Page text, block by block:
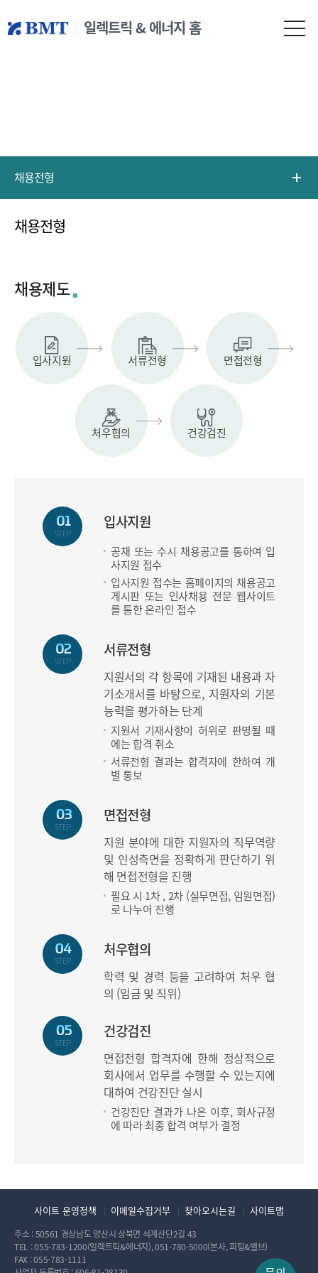
일렉트릭 & 에너지 홈
채용전형
채용전형
채용제도
입사지원 서류전형 면접전형
처우협의 건강검진
입사지원
공채 또는 수시 채용공고를 통하여 입
사지원 접수
입사지원 접수는 홈페이지의 채용공고
게시판 또는 인사채용 전문 웹사이트
를 통한 온라인 접수
STEP.
서류전형
지원서의 각 항목에 기재된 내용과 자
기소개서를 바탕으로, 지원자의 기본
능력을 평가하는 단계
지원서 기재사항이 허위로 판명될 때
에는 합격 취소
서류전형 결과는 합격자에 한하여 개
별 통보
STEP.
면접전형
지원 분야에 대한 지원자의 직무역량
및 인성측면을 정확하게 판단하기 위
해 면접전형을 진행
필요 시 1차 , 2차 (실무면접, 임원면접)
로 나누어 진행
STEP.
처우협의
학력 및 경력 등을 고려하여 처우 협
의 (임금 및 직위)
STEP.
건강검진
면접전형 합격자에 한해 정상적으로
회사에서 업무를 수행할 수 있는지에
대하여 건강진단 실시
건강진단 결과가 나온 이후, 회사규정
에 따라 최종 합격 여부가 결정
STEP.
사이트 운영정책 이메일수집거부 찾아오시는길 사이트맵
주소 : 50561 경상남도 양산시 상북면 석계산단2길 43
TEL :055-783-1200(일렉트릭&에너지),051-780-5000(본사, 피팅&밸브)
FAX : 055-783-1111